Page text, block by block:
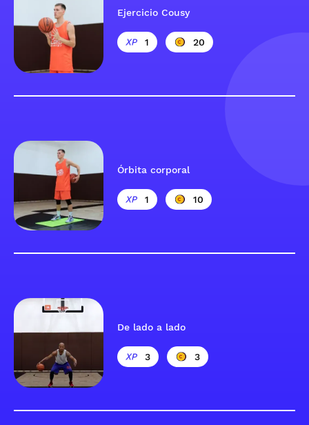
Ejercicio Cousy
1 20
Órbita corporal
1 10
De lado a lado
3 3